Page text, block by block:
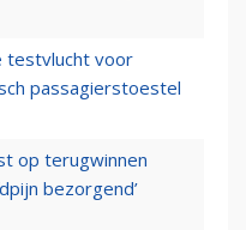
testvlucht voor
passagierstoestel
op terugwinnen
bezorgend’